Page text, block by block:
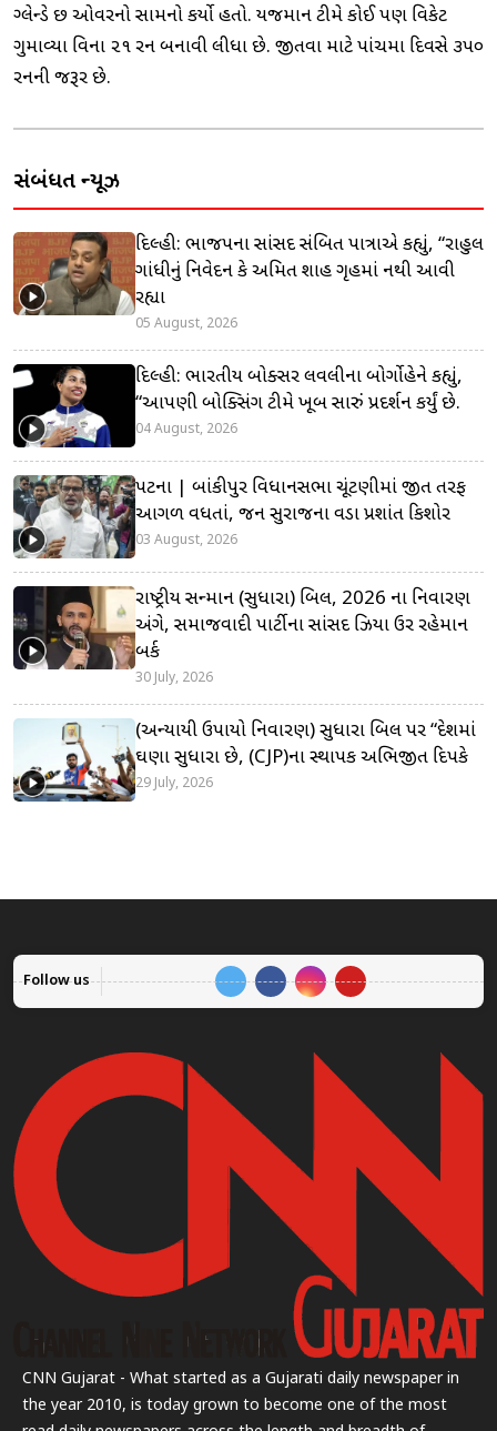
ઇંગ્લેન્ડે છ ઓવરનો સામનો કર્યો હતો. યજમાન ટીમે કોઈ પણ વિકેટ
ગુમાવ્યા વિના ૨૧ રન બનાવી લીધા છે. જીતવા માટે પાંચમા દિવસે ૩૫૦
રનની જરૂર છે.
સંબંધિત ન્યૂઝ
દિલ્હી: ભાજપના સાંસદ સંબિત પાત્રાએ કહ્યું, “રાહુલ
ગાંધીનું નિવેદન કે અમિત શાહ ગૃહમાં નથી આવી
રહ્યા
05 August, 2026
દિલ્હી: ભારતીય બોક્સર લવલીના બોર્ગોહેને કહ્યું,
“આપણી બોક્સિંગ ટીમે ખૂબ સારું પ્રદર્શન કર્યું છે.
04 August, 2026
પટના | બાંકીપુર વિધાનસભા ચૂંટણીમાં જીત તરફ
આગળ વધતાં, જન સુરાજના વડા પ્રશાંત કિશોર
03 August, 2026
રાષ્ટ્રીય સન્માન (સુધારા) બિલ, 2026 ના નિવારણ
અંગે, સમાજવાદી પાર્ટીના સાંસદ ઝિયા ઉર રહેમાન
બર્ક
30 July, 2026
(અન્યાયી ઉપાયો નિવારણ) સુધારા બિલ પર “દેશમાં
ઘણા સુધારા છે, (CJP)ના સ્થાપક અભિજીત દિપકે
29 July, 2026
Follow us
CNN Gujarat - What started as a Gujarati daily newspaper in
the year 2010, is today grown to become one of the most